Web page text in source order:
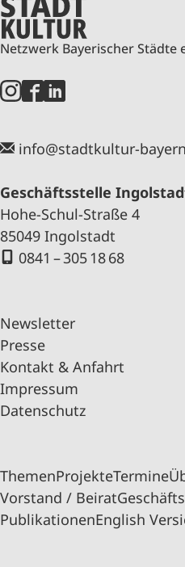
Netzwerk Bayerischer Städte
info@stadtkultur-
Geschäftsstelle
Hohe-Schul-Straße 4
85049 Ingolstadt
0841 – 305 18 68
Newsletter
Presse
Kontakt & Anfahrt
Impressum
Datenschutz
ThemenProjekteTermine
Vorstand / Beirat
PublikationenEnglish